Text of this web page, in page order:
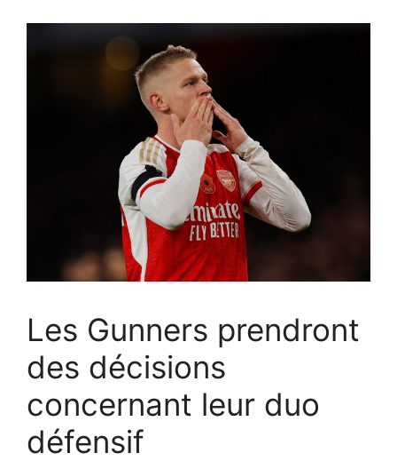
Les Gunners prendront
des décisions
concernant leur duo
défensif